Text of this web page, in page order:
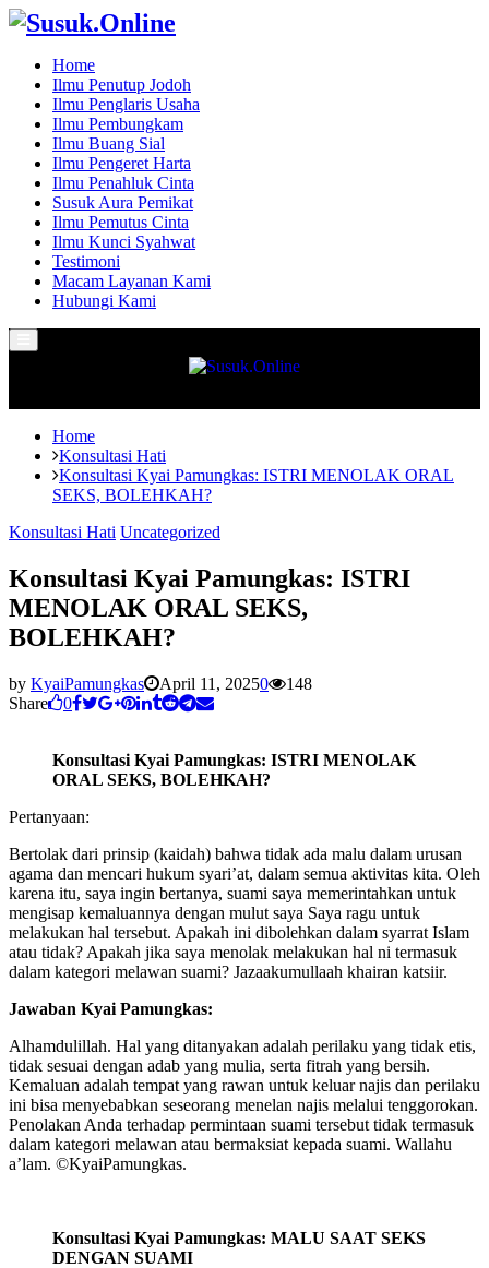
Home
Ilmu Penutup Jodoh
Ilmu Penglaris Usaha
Ilmu Pembungkam
Ilmu Buang Sial
Ilmu Pengeret Harta
Ilmu Penahluk Cinta
Susuk Aura Pemikat
Ilmu Pemutus Cinta
Ilmu Kunci Syahwat
Testimoni
Macam Layanan Kami
Hubungi Kami
Menu
Home
Konsultasi Hati
Konsultasi Kyai Pamungkas: ISTRI MENOLAK ORAL
SEKS, BOLEHKAH?
Konsultasi Hati Uncategorized
Konsultasi Kyai Pamungkas: ISTRI
MENOLAK ORAL SEKS,
BOLEHKAH?
by KyaiPamungkas April 11, 20250
148
Share
0
Konsultasi Kyai Pamungkas: ISTRI MENOLAK
ORAL SEKS, BOLEHKAH?
Pertanyaan:
Bertolak dari prinsip (kaidah) bahwa tidak ada malu dalam urusan
agama dan mencari hukum syari’at, dalam semua aktivitas kita. Oleh
karena itu, saya ingin bertanya, suami saya memerintahkan untuk
mengisap kemaluannya dengan mulut saya Saya ragu untuk
melakukan hal tersebut. Apakah ini dibolehkan dalam syarrat Islam
atau tidak? Apakah jika saya menolak melakukan hal ni termasuk
dalam kategori melawan suami? Jazaakumullaah khairan katsiir.
Jawaban Kyai Pamungkas:
Alhamdulillah. Hal yang ditanyakan adalah perilaku yang tidak etis,
tidak sesuai dengan adab yang mulia, serta fitrah yang bersih.
Kemaluan adalah tempat yang rawan untuk keluar najis dan perilaku
ini bisa menyebabkan seseorang menelan najis melalui tenggorokan.
Penolakan Anda terhadap permintaan suami tersebut tidak termasuk
dalam kategori melawan atau bermaksiat kepada suami. Wallahu
a’lam. ©️KyaiPamungkas.
Konsultasi Kyai Pamungkas: MALU SAAT SEKS
DENGAN SUAMI